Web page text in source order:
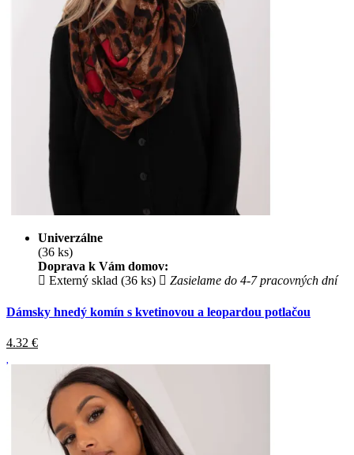
Univerzálne
(36 ks)
Doprava k Vám domov:
Externý sklad (36 ks)
Zasielame do 4-7 pracovných dní
Dámsky hnedý komín s kvetinovou a leopardou potlačou
4.32 €